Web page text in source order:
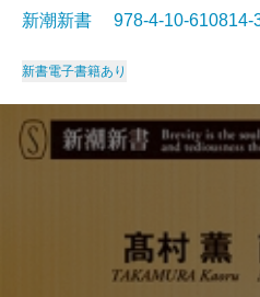
新潮新書 978-4-10-
新書電子書籍あり